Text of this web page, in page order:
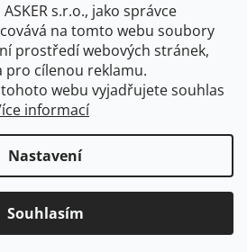
s.r.o., jako správce
na tomto webu soubory
prostředí webových stránek,
pro cílenou reklamu.
webu vyjadřujete souhlas
informací
Nastavení
Souhlasím
s.r.o.. Všechna práva vyhrazena.
nastavení cookies